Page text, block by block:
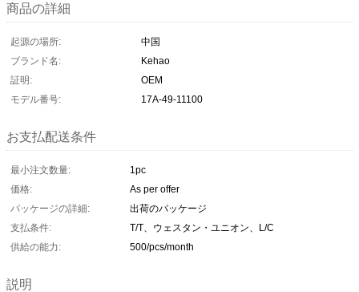
商品の詳細
起源の場所:
中国
ブランド名:
Kehao
証明:
OEM
モデル番号:
17A-49-11100
お支払配送条件
最小注文数量:
1pc
価格:
As per offer
パッケージの詳細:
出荷のパッケージ
支払条件:
T/T、ウェスタン・ユニオン、L/C
供給の能力:
500/pcs/month
説明